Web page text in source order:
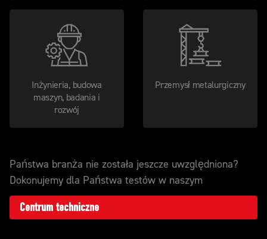
Inżynieria, budowa
maszyn, badania i
rozwój
Przemysł metalurgiczny
Państwa branża nie została jeszcze uwzględniona?
Dokonujemy dla Państwa testów w naszym
Centrum techniczne